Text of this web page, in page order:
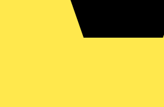
Verbindungselemente